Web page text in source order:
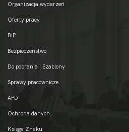
Organizacja wydarzeń
Oferty pracy
BIP
Bezpieczeństwo
Do pobrania | Szablony
Sprawy pracownicze
APD
Ochrona danych
Księga Znaku